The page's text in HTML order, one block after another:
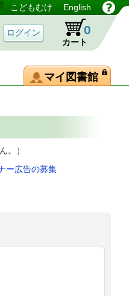
こどもむけ English
カート
0
マイ図書館
）
ー広告の募集